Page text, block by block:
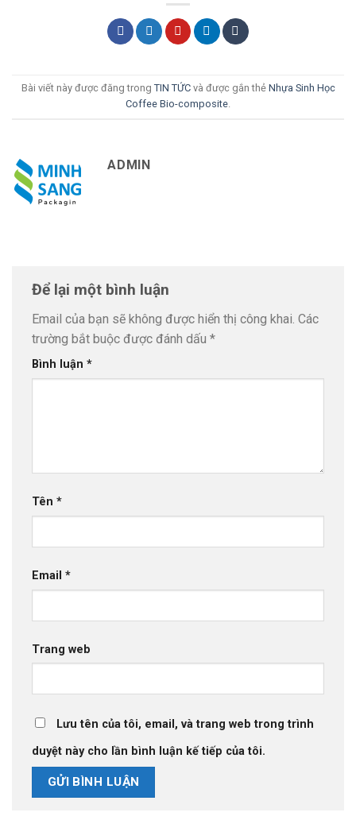
Bài viết này được đăng trong TIN TỨCvà được gắn thẻ Nhựa Sinh Học
Coffee Bio-composite
ADMIN
Để lại một bình luận
Email của bạn sẽ không được hiển thị công khai. Các
trường bắt buộc được đánh dấu *
Bình luận *
Tên *
Email *
Trang web
Lưu tên của tôi, email, và trang web trong trình
duyệt này cho lần bình luận kế tiếp của tôi.